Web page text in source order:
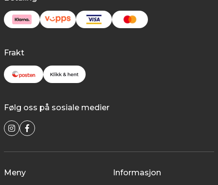
Frakt
Følg oss på sosiale medier
Meny Informasjon